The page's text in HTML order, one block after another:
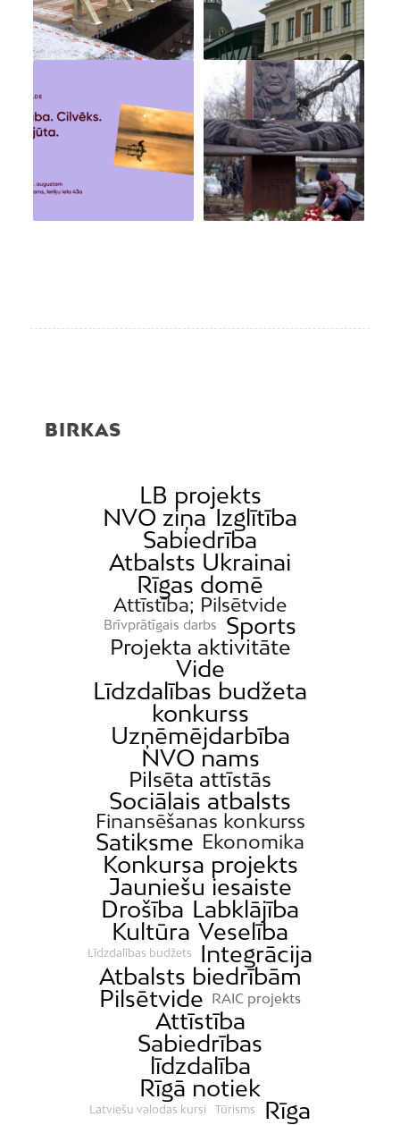
BIRKAS
LB projekts
NVO ziņa Izglītība
Sabiedrība
Atbalsts Ukrainai
Rīgas domē
Attīstība; Pilsētvide
Brīvprātīgais darbs Sports
Projekta aktivitāte
Vide
Līdzdalības budžeta
konkurss
Uzņēmējdarbība
NVO nams
Pilsēta attīstās
Sociālais atbalsts
Finansēšanas konkurss
Satiksme Ekonomika
Konkursa projekts
Jauniešu iesaiste
Drošība Labklājība
Kultūra Veselība
Līdzdalības budžets
Integrācija
Atbalsts biedrībām
Pilsētvide
RAIC projekts
Attīstība
Sabiedrības
līdzdalība
Rīgā notiek
Latviešu valodas kursi Tūrisms Rīga